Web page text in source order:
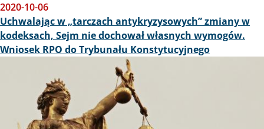
2020-10-06
Uchwalając w „tarczach antykryzysowych” zmiany w
kodeksach, Sejm nie dochował własnych wymogów.
Wniosek RPO do Trybunału Konstytucyjnego